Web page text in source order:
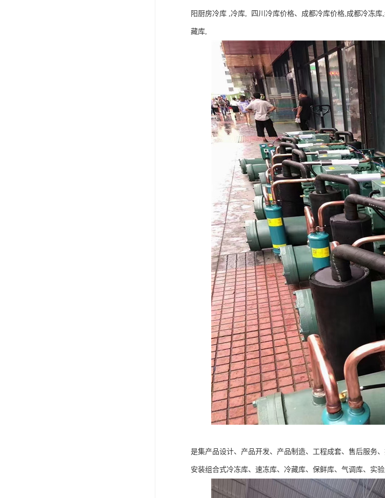
阳厨房冷库 ,冷库, 四川冷库价格、成都冷库价格,成都冷冻
藏库,
是集产品设计、产品开发、产品制造、工程成套、售后服务
安装组合式冷冻库、速冻库、冷藏库、保鲜库、气调库、实